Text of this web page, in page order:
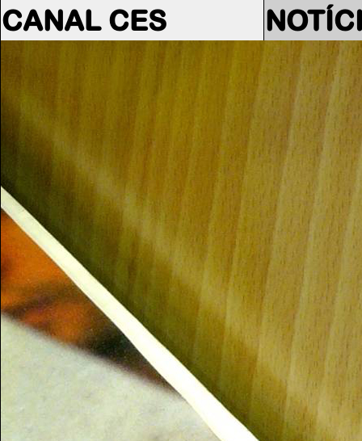
CANAL CES